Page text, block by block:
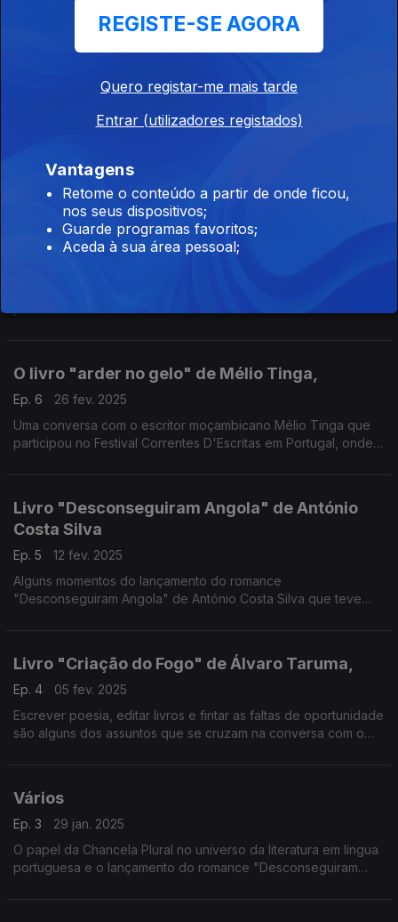
Conversamos também com o escritor Mia Couto.
As Fábulas da Guiné Bissau por Francisco
Conduto de Pina,
O livro "arder no gelo" de Mélio Tinga,
Ep. 6
26 fev. 2025
Uma conversa com o escritor moçambicano Mélio Tinga que
participou no Festival Correntes D'Escritas em Portugal, onde
Livro "Desconseguiram Angola" de António
Costa Silva
Ep. 5
12 fev. 2025
Alguns momentos do lançamento do romance
"Desconseguiram Angola" de António Costa Silva que teve
Livro "Criação do Fogo" de Álvaro Taruma,
Ep. 4
05 fev. 2025
Escrever poesia, editar livros e fintar as faltas de oportunidade
são alguns dos assuntos que se cruzam na conversa com o
Vários
Ep. 3
29 jan. 2025
O papel da Chancela Plural no universo da literatura em língua
portuguesa e o lançamento do romance "Desconseguiram
REGISTE-SE AGORA
Quero registar-me mais tarde
Entrar (utilizadores registados)
Vantagens
Retome o conteúdo a partir de onde ficou,
nos seus dispositivos;
Guarde programas favoritos;
Aceda à sua área pessoal;